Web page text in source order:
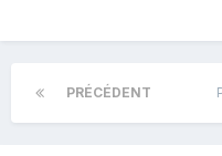
PRÉCÉDENT